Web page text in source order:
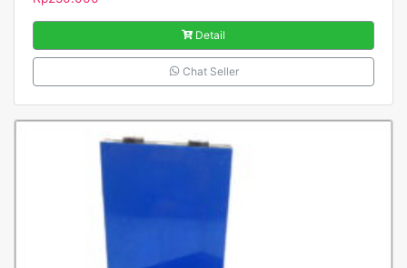
Detail
Chat Seller